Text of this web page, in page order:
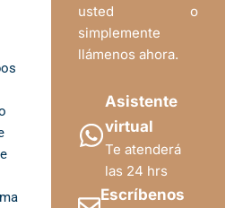
usted o
simplemente
llámenos ahora.
Asistente
virtual
Te atenderá
las 24 hrs
Escríbenos